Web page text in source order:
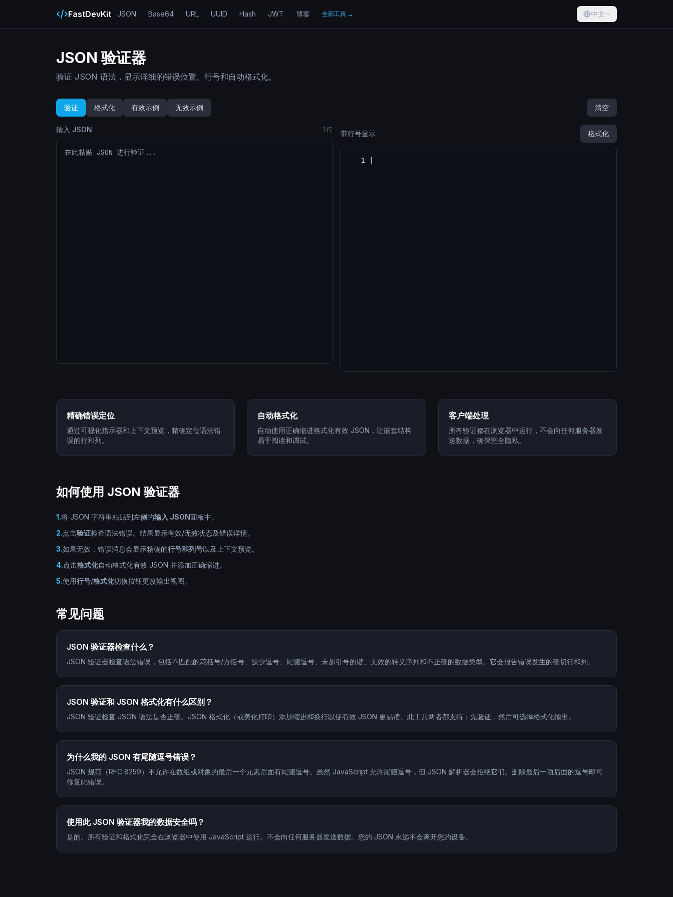
FastDevKit JSON Base64 URL UUID Hash JWT 博客 全部工具 → 中文
JSON 验证器
验证 JSON 语法，显示详细的错误位置、行号和自动格式化。
验证 格式化 有效示例 无效示例 清空
输入 JSON 1 行 带行号显示 格式化
精确错误定位
通过可视化指示器和上下文预览，精确定位语法错
误的行和列。
自动格式化
自动使用正确缩进格式化有效 JSON，让嵌套结构
易于阅读和调试。
客户端处理
所有验证都在浏览器中运行，不会向任何服务器发
送数据，确保完全隐私。
如何使用 JSON 验证器
1.将 JSON 字符串粘贴到左侧的输入 JSON面板中。
2.点击验证检查语法错误。结果显示有效/无效状态及错误详情。
3.如果无效，错误消息会显示精确的行号和列号以及上下文预览。
4.点击格式化自动格式化有效 JSON 并添加正确缩进。
5.使用行号/格式化切换按钮更改输出视图。
常见问题
JSON 验证器检查什么？
JSON 验证器检查语法错误，包括不匹配的花括号/方括号、缺少逗号、尾随逗号、未加引号的键、无效的转义序列和不正确的数据类型。它会报告错误发生的确切行和列。
JSON 验证和 JSON 格式化有什么区别？
JSON 验证检查 JSON 语法是否正确。JSON 格式化（或美化打印）添加缩进和换行以使有效 JSON 更易读。此工具两者都支持：先验证，然后可选择格式化输出。
为什么我的 JSON 有尾随逗号错误？
JSON 规范（RFC 8259）不允许在数组或对象的最后一个元素后面有尾随逗号。虽然 JavaScript 允许尾随逗号，但 JSON 解析器会拒绝它们。删除最后一项后面的逗号即可
修复此错误。
使用此 JSON 验证器我的数据安全吗？
是的。所有验证和格式化完全在浏览器中使用 JavaScript 运行。不会向任何服务器发送数据。您的 JSON 永远不会离开您的设备。